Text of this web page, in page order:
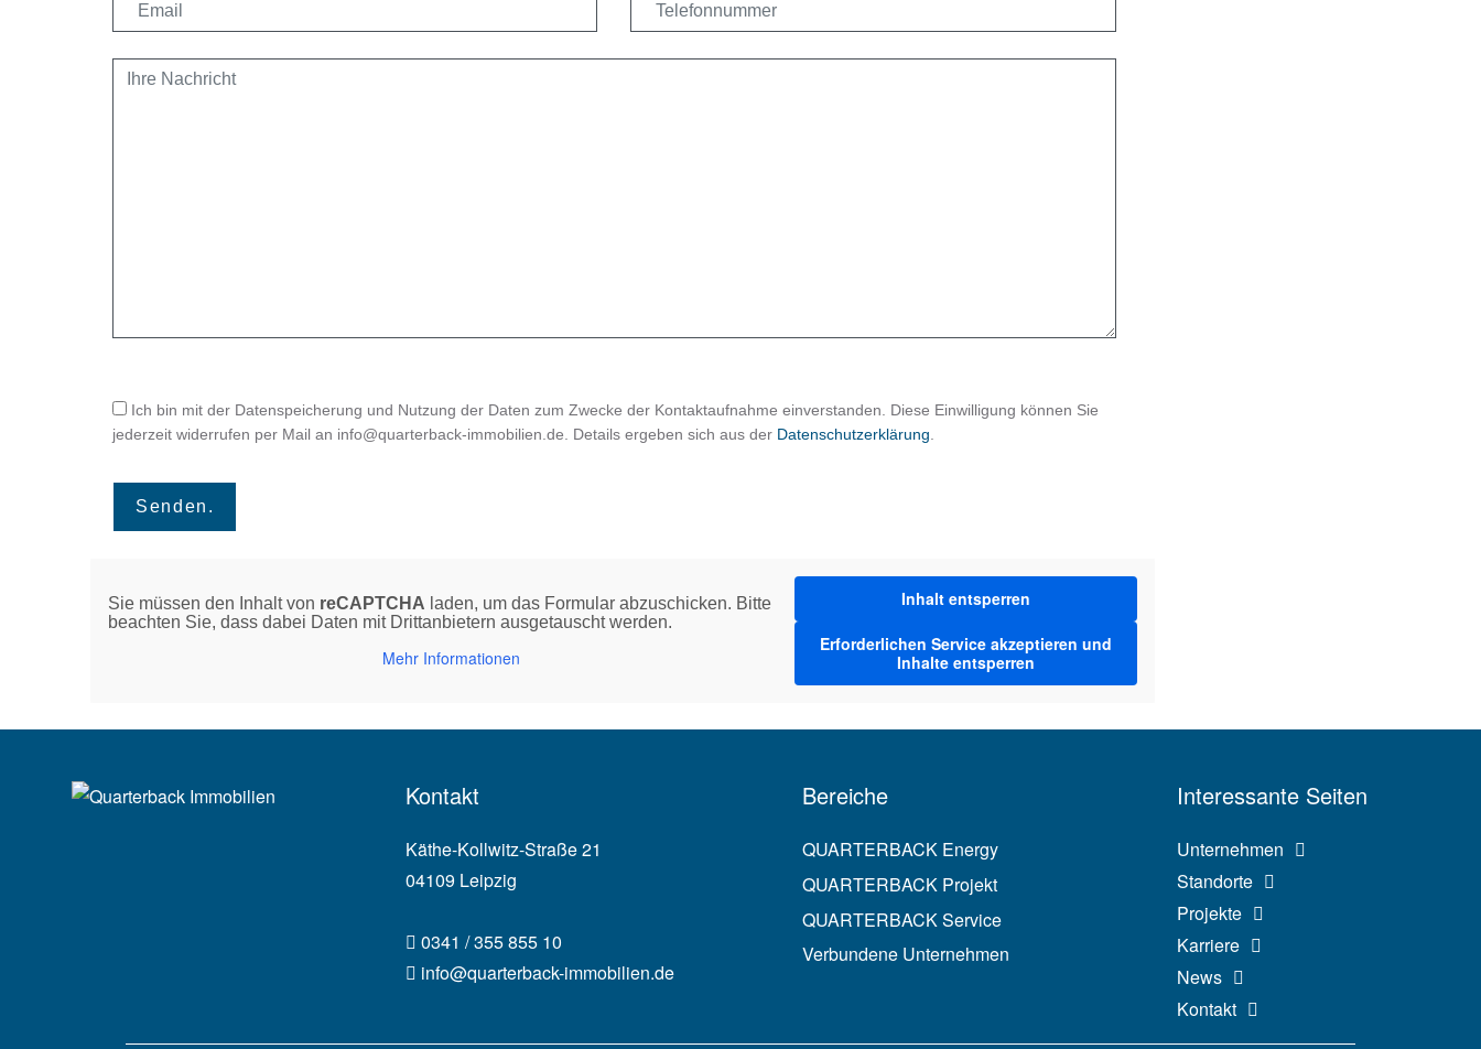
Ich bin mit der Datenspeicherung und Nutzung der Daten zum Zwecke der Kontaktaufnahme einverstanden. Diese Einwilligung können Sie
jederzeit widerrufen per Mail an info@quarterback-immobilien.de. Details ergeben sich aus der Datenschutzerklärung
Sie müssen den Inhalt von reCAPTCHA laden, um das Formular abzuschicken. Bitte
beachten Sie, dass dabei Daten mit Drittanbietern ausgetauscht werden.
Mehr Informationen
Inhalt entsperren
Erforderlichen Service akzeptieren und
Inhalte entsperren
Kontakt
Käthe-Kollwitz-Straße 21
04109 Leipzig
0341 / 355 855 10
info@quarterback-immobilien.de
Bereiche
QUARTERBACK Energy
QUARTERBACK Projekt
QUARTERBACK Service
Verbundene Unternehmen
Interessante Seiten
Unternehmen
Standorte
Projekte
Karriere
News
Kontakt